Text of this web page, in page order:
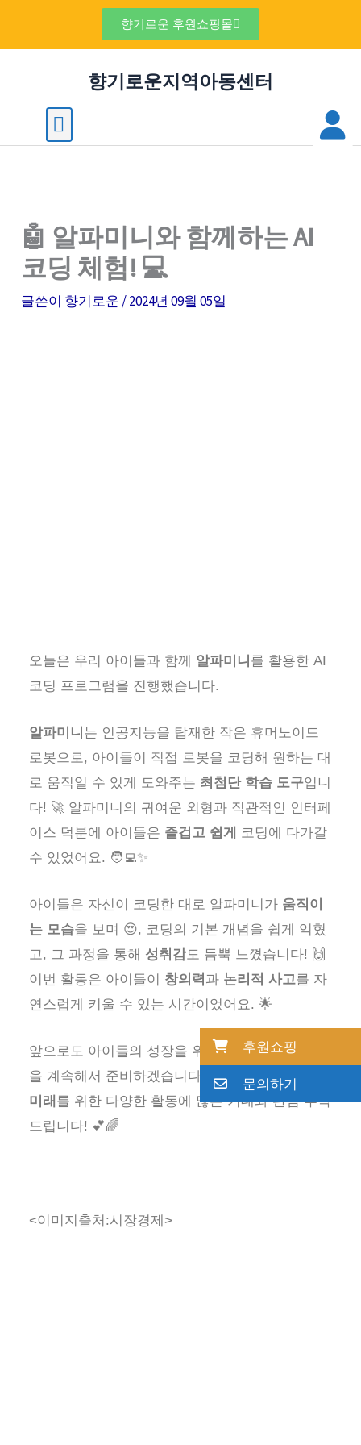
향기로운 후원쇼핑몰
향기로운지역아동센터
Menu
🤖 알파미니와 함께하는 AI
코딩 체험! 💻
글쓴이 향기로운 /2024년 09월 05일
오늘은 우리 아이들과 함께 알파미니 를 활용한 AI
코딩 프로그램을 진행했습니다.
알파미니 는 인공지능을 탑재한 작은 휴머노이드
로봇으로, 아이들이 직접 로봇을 코딩해 원하는 대
로 움직일 수 있게 도와주는 최첨단 학습 도구입니
다! 🚀 알파미니의 귀여운 외형과 직관적인 인터페
이스 덕분에 아이들은 즐겁고 쉽게
코딩에 다가갈
수 있었어요. 🧑‍💻✨
아이들은 자신이 코딩한 대로 알파미니가 움직이
는 모습을 보며 😍, 코딩의 기본 개념을 쉽게 익혔
고, 그 과정을 통해 성취감도 듬뿍 느꼈습니다! 🙌
이번 활동은 아이들이 창의력 과 논리적 사고를 자
연스럽게 키울 수 있는 시간이었어요. 🌟
앞으로도 아이들의 성장을 위한유익한 프로그램
을 계속해서 준비하겠습니다. 🌱💡
아이들의 밝은
미래 를 위한 다양한 활동에 많은 기대와 관심 부탁
드립니다! 💕🌈
<이미지출처:시장경제>
후원쇼핑
문의하기